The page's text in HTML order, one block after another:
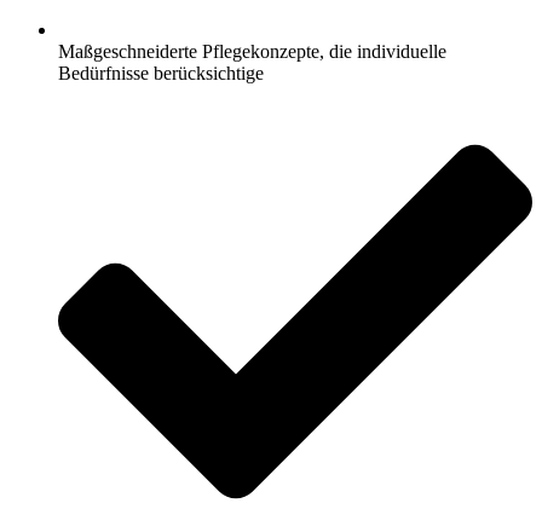
Maßgeschneiderte Pflegekonzepte, die individuelle
Bedürfnisse berücksichtige